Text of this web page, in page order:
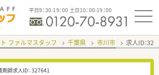
平日9：30-19：00 土日10：00-19：00
ファルマスタッフ 千葉県 市川市 求人ID：
剤師求人ID： 327641